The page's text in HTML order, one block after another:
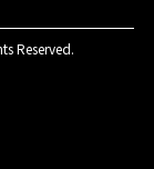
Reserved.